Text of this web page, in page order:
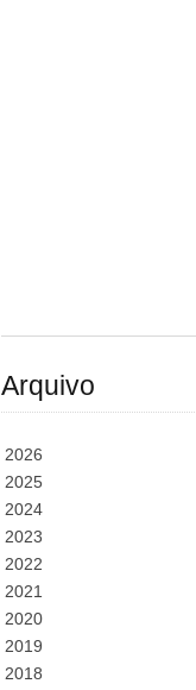
Arquivo
2026
2025
2024
2023
2022
2021
2020
2019
2018